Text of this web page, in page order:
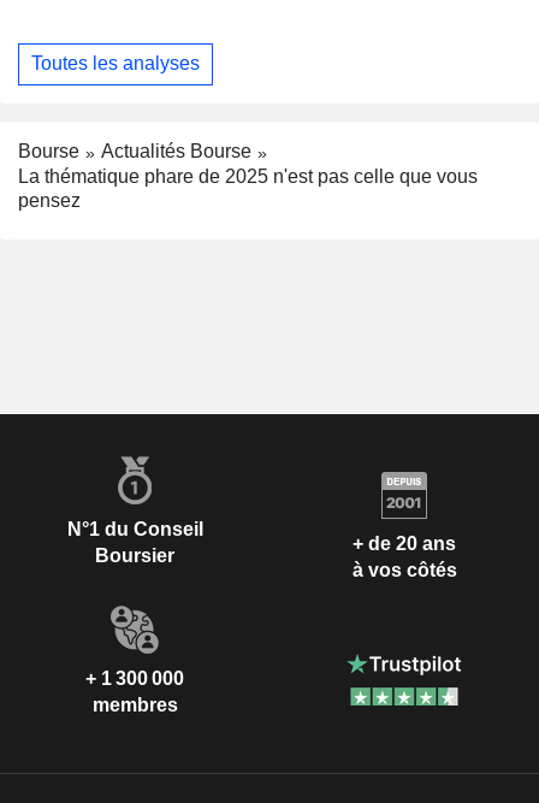
Toutes les analyses
Bourse
Actualités Bourse
La thématique phare de 2025 n'est pas celle que vous
pensez
N°1 du Conseil
Boursier
+ de 20 ans
à vos côtés
+ 1 300 000
membres